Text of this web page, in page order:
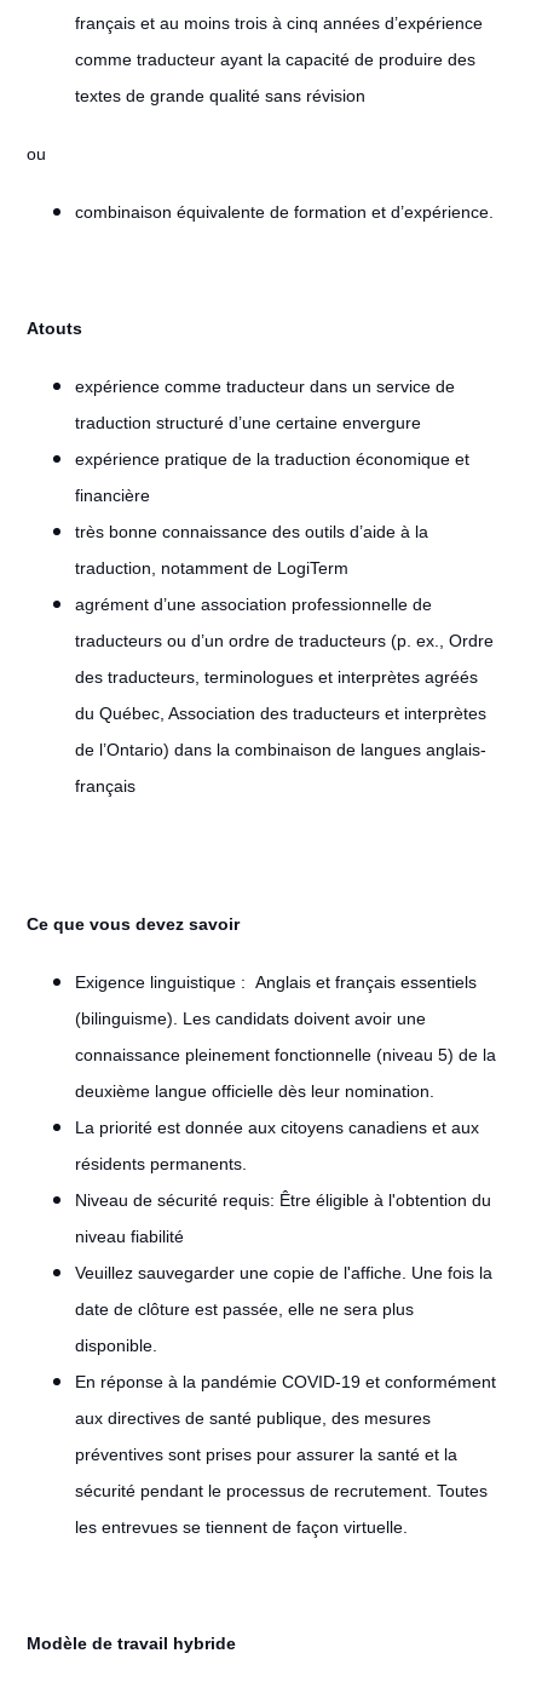
français et au moins trois à cinq années d’expérience
comme traducteur ayant la capacité de produire des
textes de grande qualité sans révision
ou
combinaison équivalente de formation et d’expérience.
Atouts
expérience comme traducteur dans un service de
traduction structuré d’une certaine envergure
expérience pratique de la traduction économique et
financière
très bonne connaissance des outils d’aide à la
traduction, notamment de LogiTerm
agrément d’une association professionnelle de
traducteurs ou d’un ordre de traducteurs (p. ex., Ordre
des traducteurs, terminologues et interprètes agréés
du Québec, Association des traducteurs et interprètes
de l’Ontario) dans la combinaison de langues anglais-
français
Ce que vous devez savoir
Exigence linguistique : Anglais et français essentiels
(bilinguisme). Les candidats doivent avoir une
connaissance pleinement fonctionnelle (niveau 5) de la
deuxième langue officielle dès leur nomination.
La priorité est donnée aux citoyens canadiens et aux
résidents permanents.
Niveau de sécurité requis: Être éligible à l'obtention du
niveau fiabilité
Veuillez sauvegarder une copie de l'affiche. Une fois la
date de clôture est passée, elle ne sera plus
disponible.
En réponse à la pandémie COVID-19 et conformément
aux directives de santé publique, des mesures
préventives sont prises pour assurer la santé et la
sécurité pendant le processus de recrutement. Toutes
les entrevues se tiennent de façon virtuelle.
Modèle de travail hybride